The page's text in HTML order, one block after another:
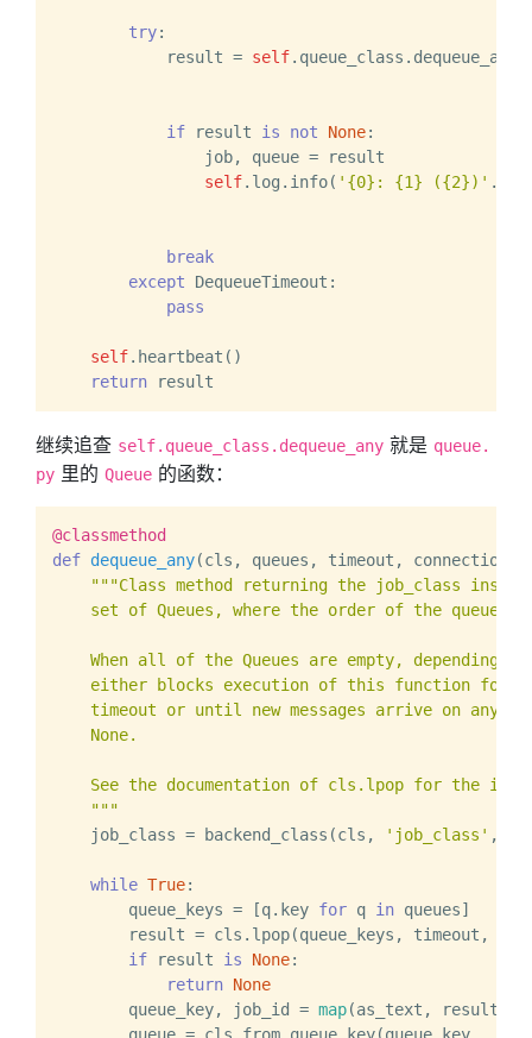
try:
            result =
self.queue_class.dequeue_any(
if result is not None:
                job, queue = result
self.log.info( '{0}: {1} ({2})' .
break
except DequeueTimeout:
pass
self.heartbeat()
return
继续追查 self.queue_class.dequeue_any 就是 queue.
py 里的 Queue 的函数：
@classmethod
def dequeue_any(cls, queues, timeout, connection=
"""Class method returning the job_class
set of Queues, where the order of the queues
When all of the Queues are empty, depending
either blocks execution of this function for
timeout or until new messages arrive on any
    None.
See the documentation of cls.lpop for the
    """
    job_class = backend_class(cls,
'job_class' ,
while True:
        queue_keys = [q.key
for q in queues]
result = cls.lpop(queue_keys, timeout,
if result is None:
return None
        queue_key, job_id =
map(as_text, result)